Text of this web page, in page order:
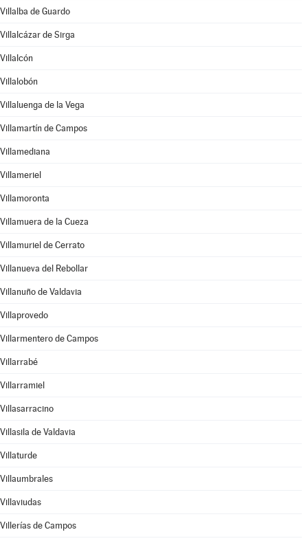
Villalba de Guardo
Villalcázar de Sirga
Villalcón
Villalobón
Villaluenga de la Vega
Villamartín de Campos
Villamediana
Villameriel
Villamoronta
Villamuera de la Cueza
Villamuriel de Cerrato
Villanueva del Rebollar
Villanuño de Valdavia
Villaprovedo
Villarmentero de Campos
Villarrabé
Villarramiel
Villasarracino
Villasila de Valdavia
Villaturde
Villaumbrales
Villaviudas
Villerías de Campos